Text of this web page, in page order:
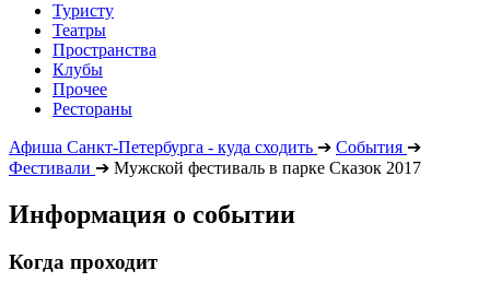
Туристу
Театры
Пространства
Клубы
Прочее
Рестораны
Афиша Санкт-Петербурга - куда сходить ➔ События ➔
Фестивали ➔ Мужской фестиваль в парке Сказок 2017
Информация о событии
Когда проходит